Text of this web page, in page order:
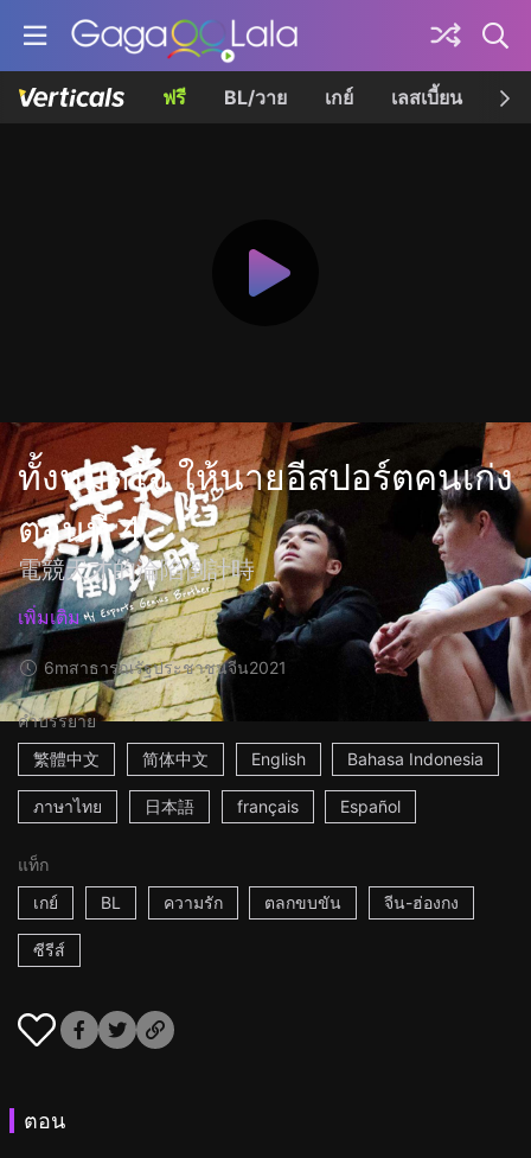
ฟรี BL/วาย เกย์ เลสเบี้ยน เค
ทั้งหมดใจ ให้นายอีสปอร์ตคนเก่ง
ตอนที่ 4
電競天才的淪陷倒計時
เพิ่มเติม
6mสาธารณรัฐประชาชนจีน2021
คำบรรยาย
繁體中文
简体中文 English Bahasa Indonesia
ภาษาไทย 日本語 français Español
แท็ก
เกย์
BL ความรัก ตลกขบขัน จีน-ฮ่องกง
ซีรีส์
ตอน